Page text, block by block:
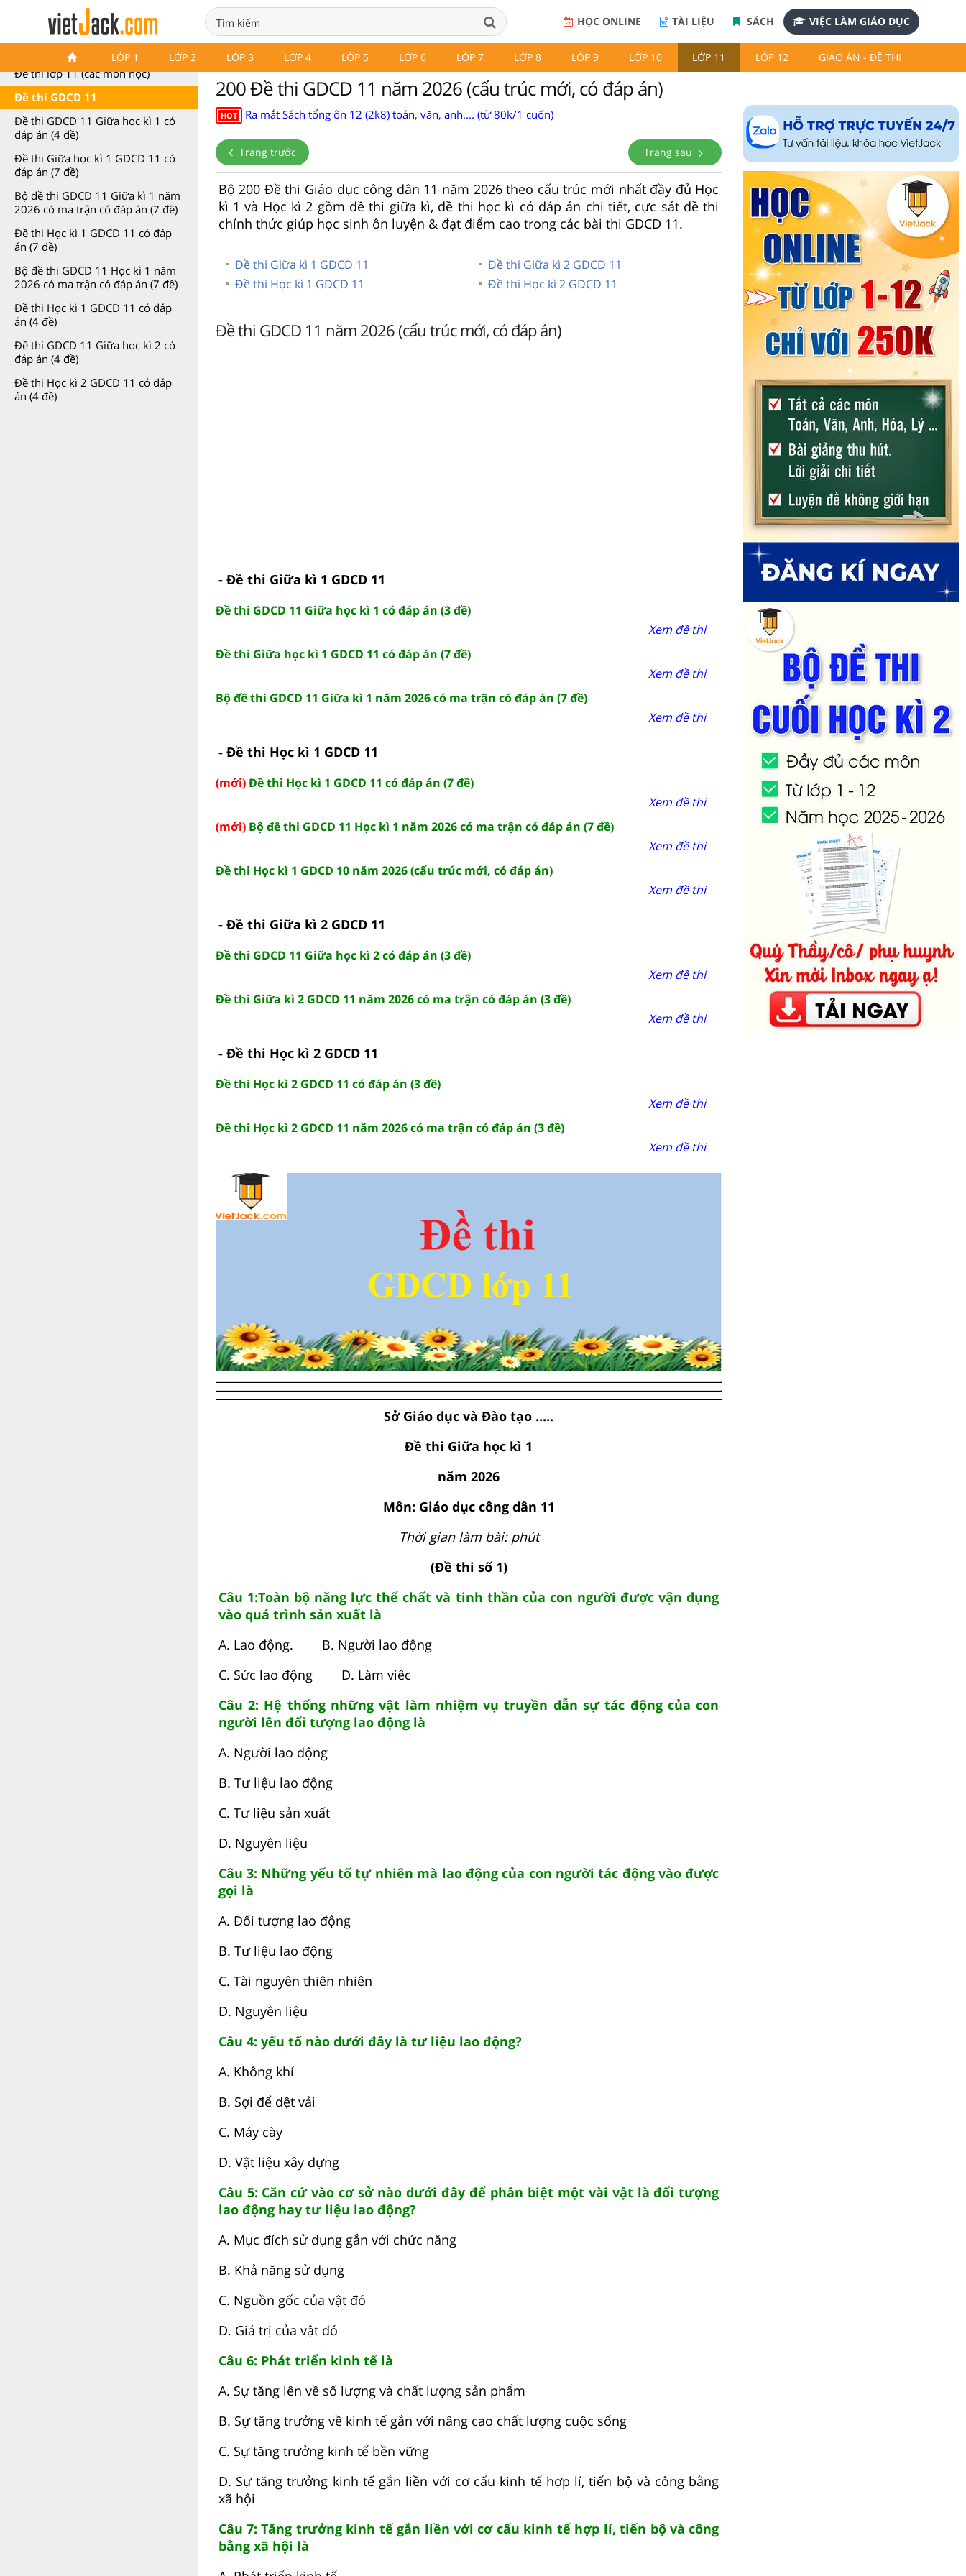
HỌC ONLINE TÀI LIỆU SÁCH VIỆC LÀM GIÁO DỤC
LỚP 1 LỚP 2 LỚP 3 LỚP 4 LỚP 5 LỚP 6 LỚP 7 LỚP 8 LỚP 9 LỚP 10 LỚP 11 LỚP 12 GIÁO ÁN - ĐỀ THI
Đề thi GDCD 11
Đề thi lớp 11 (các môn học)
Đề thi GDCD 11
Đề thi GDCD 11 Giữa học kì 1 có
đáp án (4 đề)
Đề thi Giữa học kì 1 GDCD 11 có
đáp án (7 đề)
Bộ đề thi GDCD 11 Giữa kì 1 năm
2026 có ma trận có đáp án (7 đề)
Đề thi Học kì 1 GDCD 11 có đáp
án (7 đề)
Bộ đề thi GDCD 11 Học kì 1 năm
2026 có ma trận có đáp án (7 đề)
Đề thi Học kì 1 GDCD 11 có đáp
án (4 đề)
Đề thi GDCD 11 Giữa học kì 2 có
đáp án (4 đề)
Đề thi Học kì 2 GDCD 11 có đáp
án (4 đề)
200 Đề thi GDCD 11 năm 2026 (cấu trúc mới, có đáp án)
HOT Ra mắt Sách tổng ôn 12 (2k8) toán, văn, anh.... (từ 80k/1 cuốn)
Trang trước Trang sau
Bộ 200 Đề thi Giáo dục công dân 11 năm 2026 theo cấu trúc mới nhất đầy đủ Học
kì 1 và Học kì 2 gồm đề thi giữa kì, đề thi học kì có đáp án chi tiết, cực sát đề thi
chính thức giúp học sinh ôn luyện & đạt điểm cao trong các bài thi GDCD 11.
Đề thi Giữa kì 1 GDCD 11
Đề thi Học kì 1 GDCD 11
Đề thi Giữa kì 2 GDCD 11
Đề thi Học kì 2 GDCD 11
Đề thi GDCD 11 năm 2026 (cấu trúc mới, có đáp án)
- Đề thi Giữa kì 1 GDCD 11
Đề thi GDCD 11 Giữa học kì 1 có đáp án (3 đề)
Xem đề thi
Đề thi Giữa học kì 1 GDCD 11 có đáp án (7 đề)
Xem đề thi
Bộ đề thi GDCD 11 Giữa kì 1 năm 2026 có ma trận có đáp án (7 đề)
Xem đề thi
- Đề thi Học kì 1 GDCD 11
(mới)Đề thi Học kì 1 GDCD 11 có đáp án (7 đề)
Xem đề thi
(mới) Bộ đề thi GDCD 11 Học kì 1 năm 2026 có ma trận có đáp án (7 đề)
Xem đề thi
Đề thi Học kì 1 GDCD 10 năm 2026 (cấu trúc mới, có đáp án)
Xem đề thi
- Đề thi Giữa kì 2 GDCD 11
Đề thi GDCD 11 Giữa học kì 2 có đáp án (3 đề)
Xem đề thi
Đề thi Giữa kì 2 GDCD 11 năm 2026 có ma trận có đáp án (3 đề)
Xem đề thi
- Đề thi Học kì 2 GDCD 11
Đề thi Học kì 2 GDCD 11 có đáp án (3 đề)
Xem đề thi
Đề thi Học kì 2 GDCD 11 năm 2026 có ma trận có đáp án (3 đề)
Xem đề thi
Sở Giáo dục và Đào tạo .....
Đề thi Giữa học kì 1
năm 2026
Môn: Giáo dục công dân 11
Thời gian làm bài: phút
(Đề thi số 1)
Câu 1:Toàn bộ năng lực thể chất và tinh thần của con người được vận dụng
vào quá trình sản xuất là
A. Lao động. B. Người lao động
C. Sức lao động D. Làm viêc
Câu 2: Hệ thống những vật làm nhiệm vụ truyền dẫn sự tác động của con
người lên đối tượng lao động là
A. Người lao động
B. Tư liệu lao động
C. Tư liệu sản xuất
D. Nguyên liệu
Câu 3: Những yếu tố tự nhiên mà lao động của con người tác động vào được
gọi là
A. Đối tượng lao động
B. Tư liệu lao động
C. Tài nguyên thiên nhiên
D. Nguyên liệu
Câu 4: yếu tố nào dưới đây là tư liệu lao động?
A. Không khí
B. Sợi để dệt vải
C. Máy cày
D. Vật liệu xây dựng
Câu 5: Căn cứ vào cơ sở nào dưới đây để phân biệt một vài vật là đối tượng
lao động hay tư liệu lao động?
A. Mục đích sử dụng gắn với chức năng
B. Khả năng sử dụng
C. Nguồn gốc của vật đó
D. Giá trị của vật đó
Câu 6: Phát triển kinh tế là
A. Sự tăng lên về số lượng và chất lượng sản phẩm
B. Sự tăng trưởng về kinh tế gắn với nâng cao chất lượng cuộc sống
C. Sự tăng trưởng kinh tế bền vững
D. Sự tăng trưởng kinh tế gắn liền với cơ cấu kinh tế hợp lí, tiến bộ và công bằng
xã hội
Câu 7: Tăng trưởng kinh tế gắn liền với cơ cấu kinh tế hợp lí, tiến bộ và công
bằng xã hội là